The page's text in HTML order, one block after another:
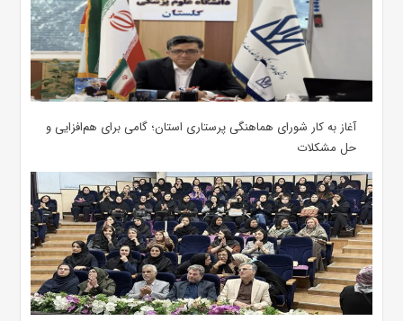
آغاز به کار شورای هماهنگی پرستاری استان؛ گامی برای هم‌افزایی و
حل مشکلات